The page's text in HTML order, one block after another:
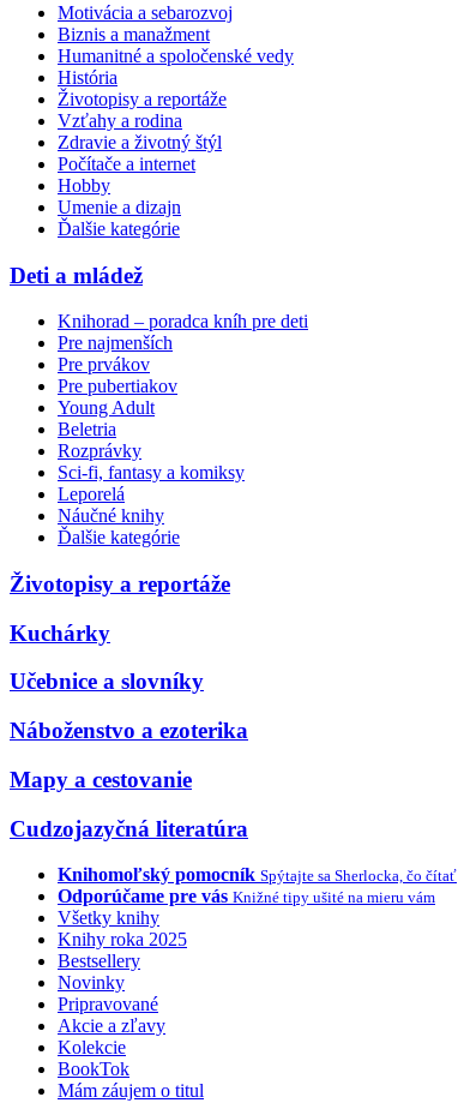
Motivácia a sebarozvoj
Biznis a manažment
Humanitné a spoločenské vedy
História
Životopisy a reportáže
Vzťahy a rodina
Zdravie a životný štýl
Počítače a internet
Hobby
Umenie a dizajn
Ďalšie kategórie
Deti a mládež
Knihorad – poradca kníh pre deti
Pre najmenších
Pre prvákov
Pre pubertiakov
Young Adult
Beletria
Rozprávky
Sci-fi, fantasy a komiksy
Leporelá
Náučné knihy
Ďalšie kategórie
Životopisy a reportáže
Kuchárky
Učebnice a slovníky
Náboženstvo a ezoterika
Mapy a cestovanie
Cudzojazyčná literatúra
Knihomoľský pomocník Spýtajte sa Sherlocka, čo čítať
Odporúčame pre vás Knižné tipy ušité na mieru vám
Všetky knihy
Knihy roka 2025
Bestsellery
Novinky
Pripravované
Akcie a zľavy
Kolekcie
BookTok
Mám záujem o titul